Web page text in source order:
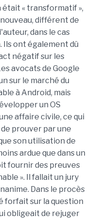
était « transformatif »,
différent de
dans le cas
Ils ont également dû
négatif sur les
avocats de Google
sur le marché du
à Android, mais
un OS
affaire civile, ce qui
prouver par une
son utilisation de
ardue que dans un
fournir des preuves
». Il fallait un jury
Dans le procès
forfait sur la question
obligeait de rejuger